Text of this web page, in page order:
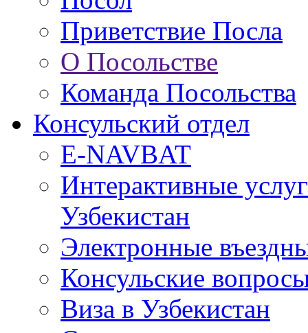
Приветствие Посла
О Посольстве
Команда Посольства
Консульский отдел
E-NAVBAT
Интерактивные
Узбекистан
Электронные
Консульские
Виза в Узбекистан